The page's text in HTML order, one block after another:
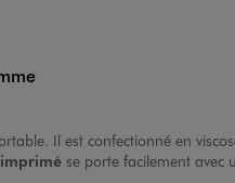
Il est confectionné en
se porte facilement avec